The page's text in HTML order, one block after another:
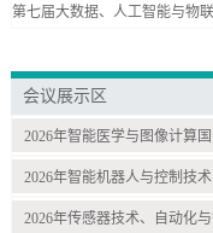
第七届大数据、人工智能与物
会议展示区
2026年智能医学与图像计算
2026年智能机器人与控制技
2026年传感器技术、自动化